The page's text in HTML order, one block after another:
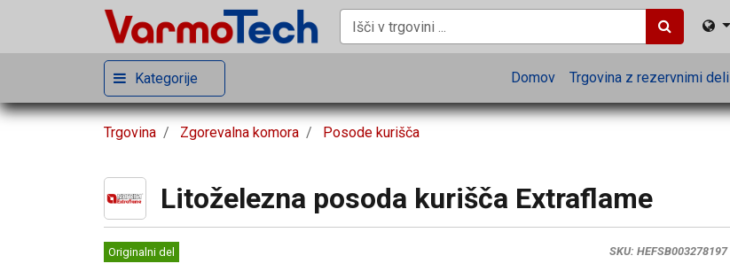
Kategorije Domov Trgovina z rezervnimi deli
Trgovina Zgorevalna komora Posode kurišča
Litoželezna posoda kurišča Extraflame
Originalni del SKU: HEFSB003278197